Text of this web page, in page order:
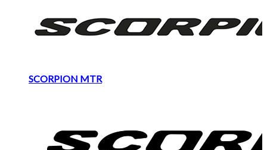
SCORPION MTR